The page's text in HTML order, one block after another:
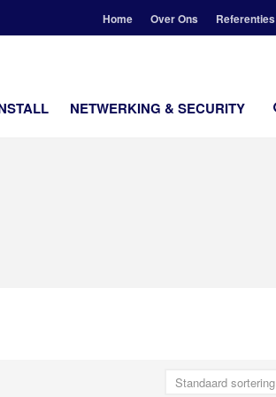
Home Over Ons Referenties
NETWERKING & SECURITY